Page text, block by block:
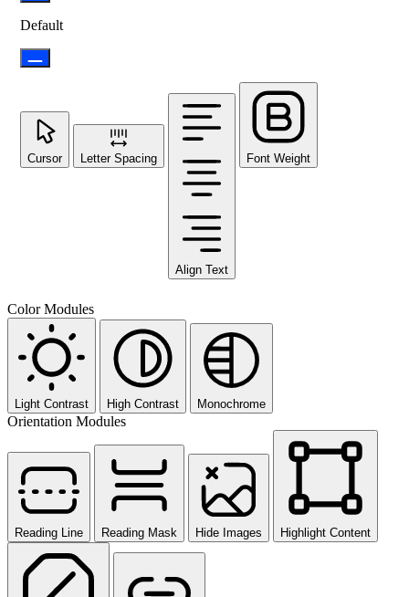
Default
Cursor Letter Spacing
Align Text
Font Weight
Color Modules
Light Contrast High Contrast Monochrome
Orientation Modules
Reading Line Reading Mask Hide Images Highlight Content